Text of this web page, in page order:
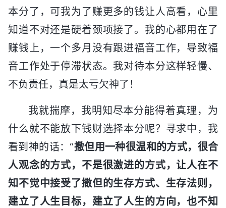
本分了，可我为了赚更多的钱让人高看，心里
知道不对还是硬着颈项接了。我的心都用在了
赚钱上，一个多月没有跟进福音工作，导致福
音工作处于停滞状态。我对待本分这样轻慢、
不负责任，真是太亏欠神了！
我就揣摩，我明知尽本分能得着真理，为
什么就不能放下钱财选择本分呢？寻求中，我
看到神的话：“撒但用一种很温和的方式，很合
人观念的方式，不是很激进的方式，让人在不
知不觉中接受了撒但的生存方式、生存法则，
建立了人生目标，建立了人生的方向，也不知